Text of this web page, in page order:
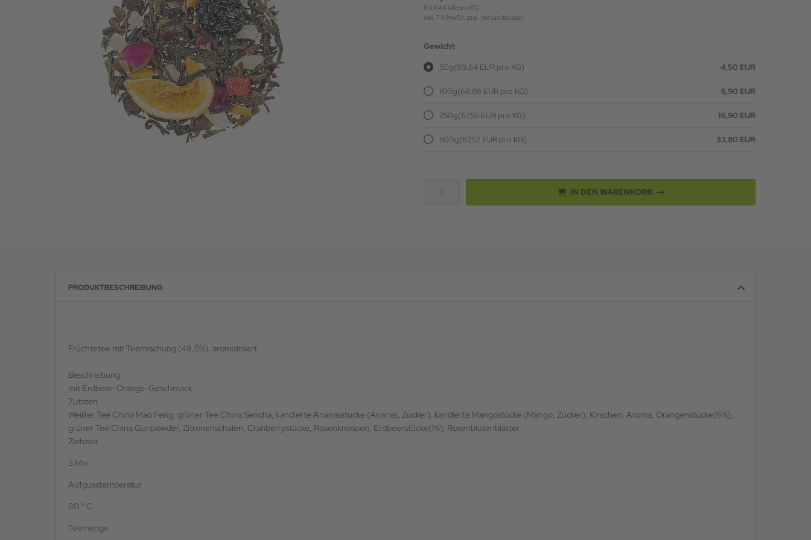
89,64 EUR pro KG
inkl. 7 % MwSt. zzgl. Versandkosten
Gewicht
50g(89,64 EUR pro KG) 4,50 EUR
100g(68,86 EUR pro KG) 6,90 EUR
250g(67,55 EUR pro KG) 16,90 EUR
500g(67,57 EUR pro KG) 33,80 EUR
IN DEN WARENKORB
PRODUKTBESCHREIBUNG
Früchtetee mit Teemischung (48,5%), aromatisiert
Beschreibung
mit Erdbeer-Orange-Geschmack
Zutaten
Weißer Tee China Mao Feng, grüner Tee China Sencha, kandierte Ananasstücke (Ananas, Zucker), kandierte Mangostücke (Mango, Zucker), Kirschen, Aroma, Orangenstücke(6%),
grüner Tee China Gunpowder, Zitronenschalen, Cranberrystücke, Rosenknospen, Erdbeerstücke(1%), Rosenblütenblätter
Ziehzeit
3 Min
Aufgusstemperatur
80 ° C
Teemenge